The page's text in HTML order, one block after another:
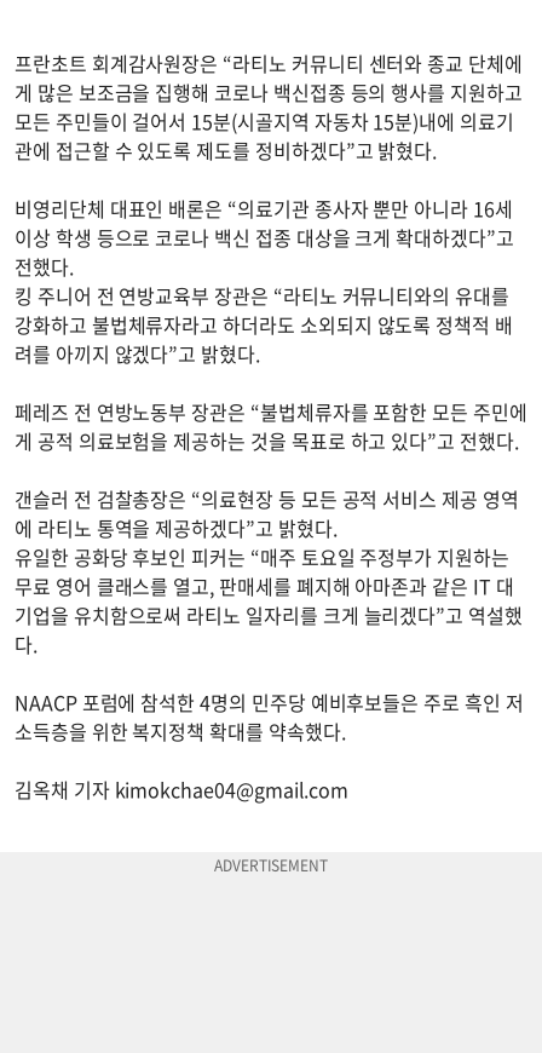
프란초트 회계감사원장은 “라티노 커뮤니티 센터와 종교 단체에
게 많은 보조금을 집행해 코로나 백신접종 등의 행사를 지원하고
모든 주민들이 걸어서 15분(시골지역 자동차 15분)내에 의료기
관에 접근할 수 있도록 제도를 정비하겠다”고 밝혔다.
비영리단체 대표인 배론은 “의료기관 종사자 뿐만 아니라 16세
이상 학생 등으로 코로나 백신 접종 대상을 크게 확대하겠다”고
전했다.
킹 주니어 전 연방교육부 장관은 “라티노 커뮤니티와의 유대를
강화하고 불법체류자라고 하더라도 소외되지 않도록 정책적 배
려를 아끼지 않겠다”고 밝혔다.
페레즈 전 연방노동부 장관은 “불법체류자를 포함한 모든 주민에
게 공적 의료보험을 제공하는 것을 목표로 하고 있다”고 전했다.
갠슬러 전 검찰총장은 “의료현장 등 모든 공적 서비스 제공 영역
에 라티노 통역을 제공하겠다”고 밝혔다.
유일한 공화당 후보인 피커는 “매주 토요일 주정부가 지원하는
무료 영어 클래스를 열고, 판매세를 폐지해 아마존과 같은 IT 대
기업을 유치함으로써 라티노 일자리를 크게 늘리겠다”고 역설했
다.
NAACP 포럼에 참석한 4명의 민주당 예비후보들은 주로 흑인 저
소득층을 위한 복지정책 확대를 약속했다.
김옥채 기자 kimokchae04@gmail.com